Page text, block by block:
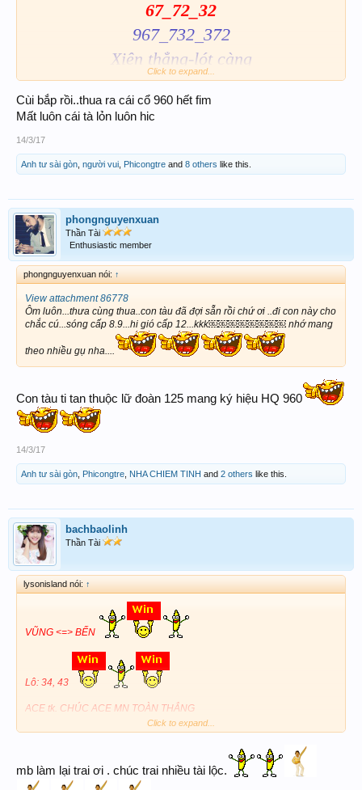
67_72_32
967_732_372
Xiên thẳng-lót càng
Chúc ACE vui vẽ..!
Click to expand...
Cùi bắp rồi..thua ra cái cổ 960 hết fim
Mất luôn cái tà lỏn luôn hic
14/3/17
Anh tư sài gòn người vui Phicongtre and 8 others like this.
phongnguyenxuan
Thần Tài
Enthusiastic member
phongnguyenxuan nói: ↑
View attachment 86778
Ôm luôn...thưa cùng thua..con tàu đã đợi sẵn rồi chứ ơi ..đi con này cho
chắc cú...sóng cấp 8.9...hi gió cấp 12...kkk￼￼￼￼￼￼￼￼ nhớ mang
theo nhiều gụ nha....
Con tàu ti tan thuộc lữ đoàn 125 mang ký hiệu HQ 960
14/3/17
Anh tư sài gòn Phicongtre NHA CHIEM TINH and 2 others like this.
bachbaolinh
Thần Tài
lysonisland nói: ↑
VŨNG <=> BẾN
Lô: 34, 43
ACE tk. CHÚC ACE MN TOÀN THẮNG
Click to expand...
mb làm lại trai ơi . chúc trai nhiều tài lộc.